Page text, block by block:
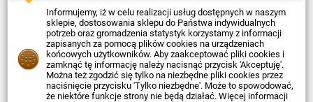
Polityka Prywatności
O Firmie
Data ostatniej aktualizacji: 2026-08-07
© Firma Piekarz Sp. z o.o. 2000-2026
Sklep elektroniczny Firma Piekarz Sp. z o.o.
ul. Wólczyńska 206
01-919 Warszawa
Informujemy, iż w celu realizacji usług dostępnych w naszym
sklepie, dostosowania sklepu do Państwa indywidualnych
potrzeb oraz gromadzenia statystyk korzystamy z informacji
zapisanych za pomocą plików cookies na urządzeniach
końcowych użytkowników. Aby zaakceptować pliki cookies i
zamknąć tę informację należy nacisnąć przycisk 'Akceptuję'.
Można też zgodzić się tylko na niezbędne pliki cookies przez
naciśnięcie przycisku 'Tylko niezbędne'. Może to spowodować,
że niektóre funkcje strony nie będą działać. Więcej informacji